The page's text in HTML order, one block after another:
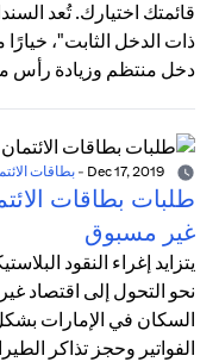
قائمتك اختيارك. تُعد
ذات الدخل الثابت"،
دخل منتظم وزيادة رأس
-بطاقات
طلبات بطاقات
غير مسبوق
يتزايد إغراء النقود
نحو التحول إلى اقتصاد
السكان في الإمارات
الفواتير وحجز تذاكر